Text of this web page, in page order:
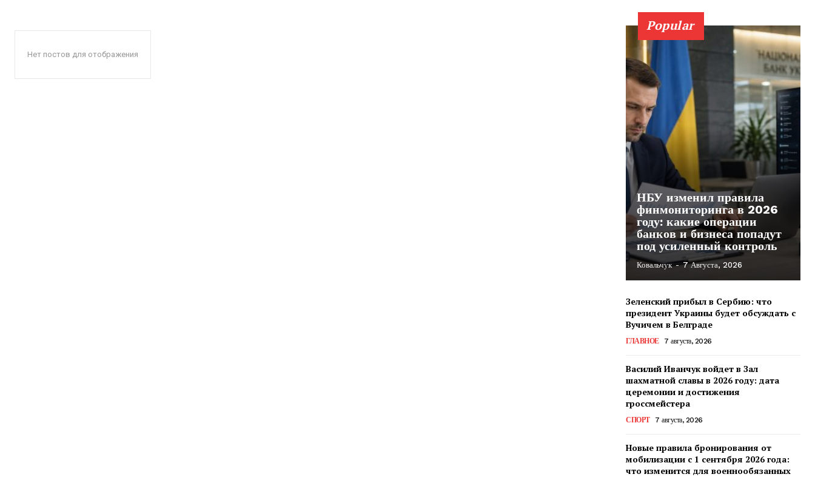
Нет постов для отображения
Popular
НБУ изменил правила
финмониторинга в 2026
году: какие операции
банков и бизнеса попадут
под усиленный контроль
Ковальчук - 7 Августа, 2026
Зеленский прибыл в Сербию: что
президент Украины будет обсуждать с
Вучичем в Белграде
ГЛАВНОЕ 7 августа, 2026
Василий Иванчук войдет в Зал
шахматной славы в 2026 году: дата
церемонии и достижения
гроссмейстера
СПОРТ 7 августа, 2026
Новые правила бронирования от
мобилизации с 1 сентября 2026 года:
что изменится для военнообязанных